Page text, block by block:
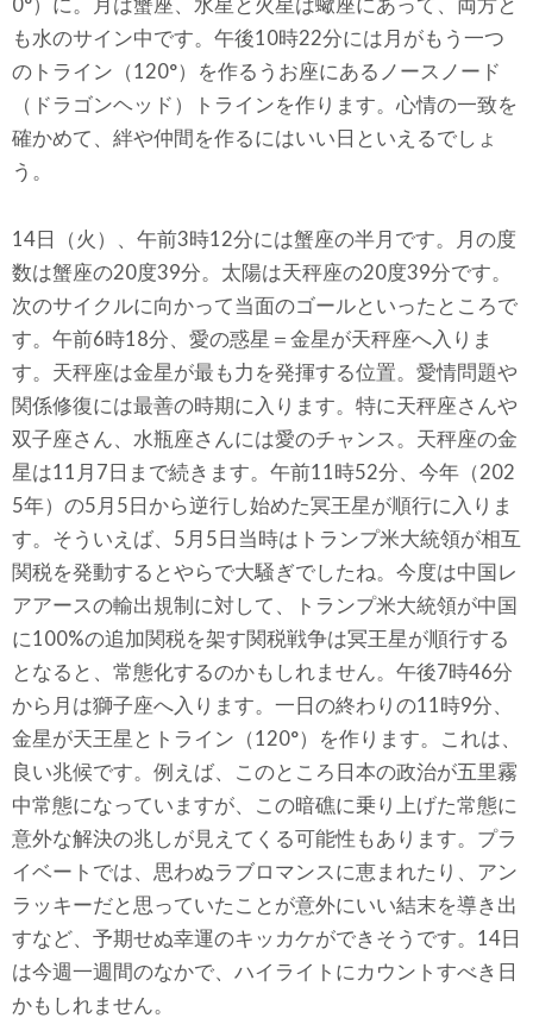
0°）に。月は蟹座、水星と火星は蠍座にあって、両方と
も水のサイン中です。午後10時22分には月がもう一つ
のトライン（120°）を作るうお座にあるノースノード
（ドラゴンヘッド）トラインを作ります。心情の一致を
確かめて、絆や仲間を作るにはいい日といえるでしょ
う。
14日（火）、午前3時12分には蟹座の半月です。月の度
数は蟹座の20度39分。太陽は天秤座の20度39分です。
次のサイクルに向かって当面のゴールといったところで
す。午前6時18分、愛の惑星＝金星が天秤座へ入りま
す。天秤座は金星が最も力を発揮する位置。愛情問題や
関係修復には最善の時期に入ります。特に天秤座さんや
双子座さん、水瓶座さんには愛のチャンス。天秤座の金
星は11月7日まで続きます。午前11時52分、今年（202
5年）の5月5日から逆行し始めた冥王星が順行に入りま
す。そういえば、5月5日当時はトランプ米大統領が相互
関税を発動するとやらで大騒ぎでしたね。今度は中国レ
アアースの輸出規制に対して、トランプ米大統領が中国
に100%の追加関税を架す関税戦争は冥王星が順行する
となると、常態化するのかもしれません。午後7時46分
から月は獅子座へ入ります。一日の終わりの11時9分、
金星が天王星とトライン（120°）を作ります。これは、
良い兆候です。例えば、このところ日本の政治が五里霧
中常態になっていますが、この暗礁に乗り上げた常態に
意外な解決の兆しが見えてくる可能性もあります。プラ
イベートでは、思わぬラブロマンスに恵まれたり、アン
ラッキーだと思っていたことが意外にいい結末を導き出
すなど、予期せぬ幸運のキッカケができそうです。14日
は今週一週間のなかで、ハイライトにカウントすべき日
かもしれません。